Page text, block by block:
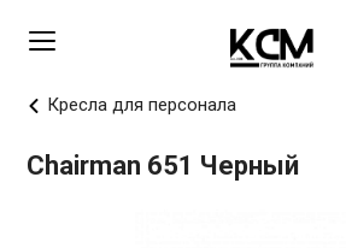
Кресла для персонала
Chairman 651 Черный